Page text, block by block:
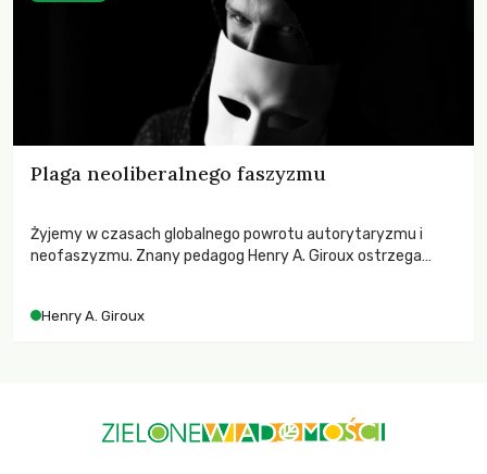
Plaga neoliberalnego faszyzmu
Żyjemy w czasach globalnego powrotu autorytaryzmu i
neofaszyzmu. Znany pedagog Henry A. Giroux ostrzega
wychowają świadomych obywateli?
Henry A. Giroux